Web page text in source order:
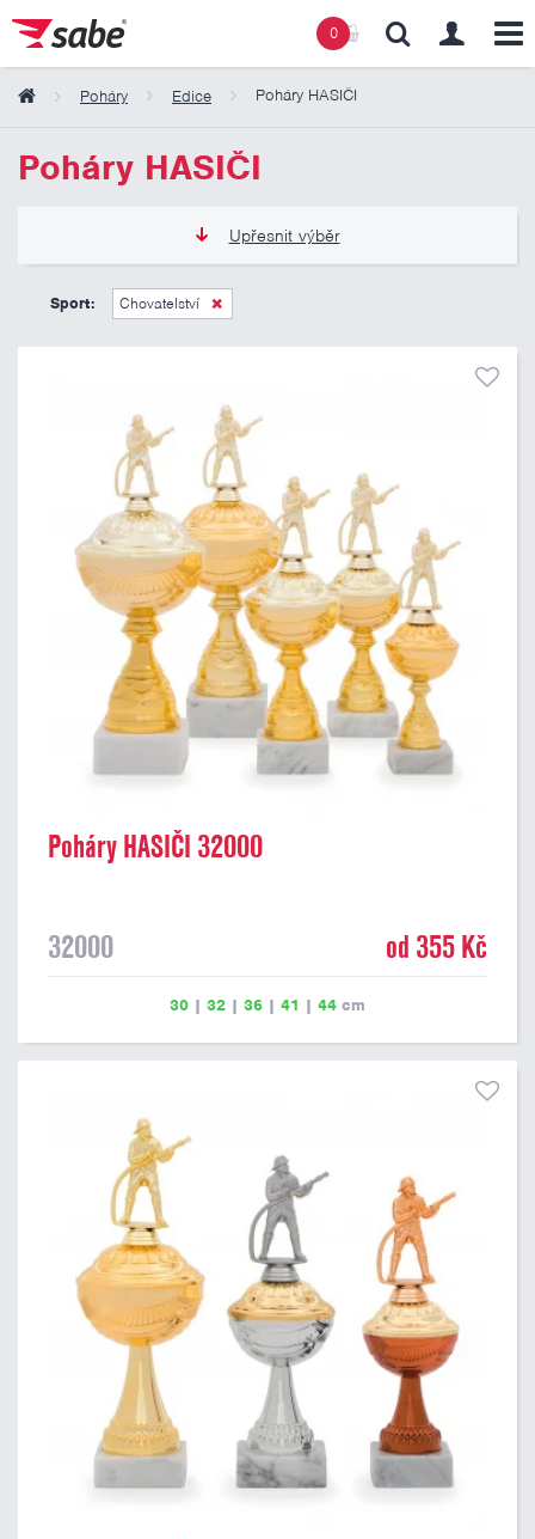
0
Poháry Edice Poháry HASIČI
Poháry HASIČI
Upřesnit výběr
245 Kč
Sport: Chovatelství
Poháry HASIČI 32000
32000 od 355 Kč
30 | 32 | 36 | 41 | 44 cm
Obsah košíku